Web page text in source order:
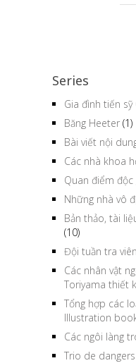
Series
Gia đình tiến sỹ
Băng Heeter (1)
Bài viết nội
Các nhà khoa
Quan điểm độc
Những nhà vô
Bản thảo, tài
(10)
Đội tuần tra
Các nhân vật
Toriyama thiết
Tổng hợp các
Illustration
Các ngôi làng
Trio de dangers